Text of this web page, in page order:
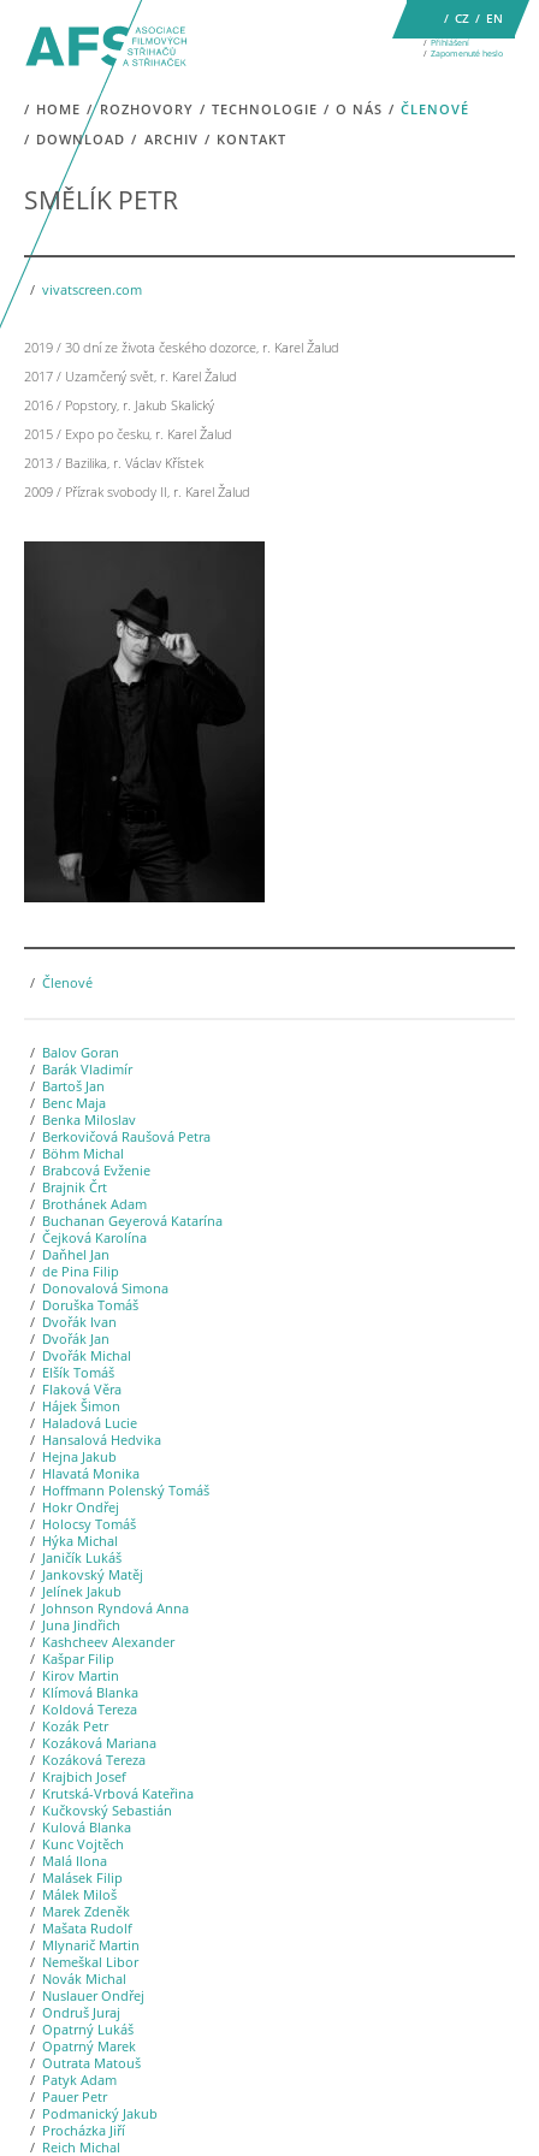
CZ EN
Přihlášení
Zapomenuté heslo
HOME ROZHOVORY TECHNOLOGIE O NÁS
ČLENOVÉ
DOWNLOAD
ARCHIV KONTAKT
SMĚLÍK PETR
vivatscreen.com
2019 / 30 dní ze života českého dozorce, r. Karel Žalud
2017 / Uzamčený svět, r. Karel Žalud
2016 / Popstory, r. Jakub Skalický
2015 / Expo po česku, r. Karel Žalud
2013 / Bazilika, r. Václav Křístek
2009 / Přízrak svobody II, r. Karel Žalud
Členové
Balov Goran
Barák Vladimír
Bartoš Jan
Benc Maja
Benka Miloslav
Berkovičová Raušová Petra
Böhm Michal
Brabcová Evženie
Brajnik Črt
Brothánek Adam
Buchanan Geyerová Katarína
Čejková Karolína
Daňhel Jan
de Pina Filip
Donovalová Simona
Doruška Tomáš
Dvořák Ivan
Dvořák Jan
Dvořák Michal
Elšík Tomáš
Flaková Věra
Hájek Šimon
Haladová Lucie
Hansalová Hedvika
Hejna Jakub
Hlavatá Monika
Hoffmann Polenský Tomáš
Hokr Ondřej
Holocsy Tomáš
Hýka Michal
Janičík Lukáš
Jankovský Matěj
Jelínek Jakub
Johnson Ryndová Anna
Juna Jindřich
Kashcheev Alexander
Kašpar Filip
Kirov Martin
Klímová Blanka
Koldová Tereza
Kozák Petr
Kozáková Mariana
Kozáková Tereza
Krajbich Josef
Krutská-Vrbová Kateřina
Kučkovský Sebastián
Kulová Blanka
Kunc Vojtěch
Malá Ilona
Malásek Filip
Málek Miloš
Marek Zdeněk
Mašata Rudolf
Mlynarič Martin
Nemeškal Libor
Novák Michal
Nuslauer Ondřej
Ondruš Juraj
Opatrný Lukáš
Opatrný Marek
Outrata Matouš
Patyk Adam
Pauer Petr
Podmanický Jakub
Procházka Jiří
Reich Michal